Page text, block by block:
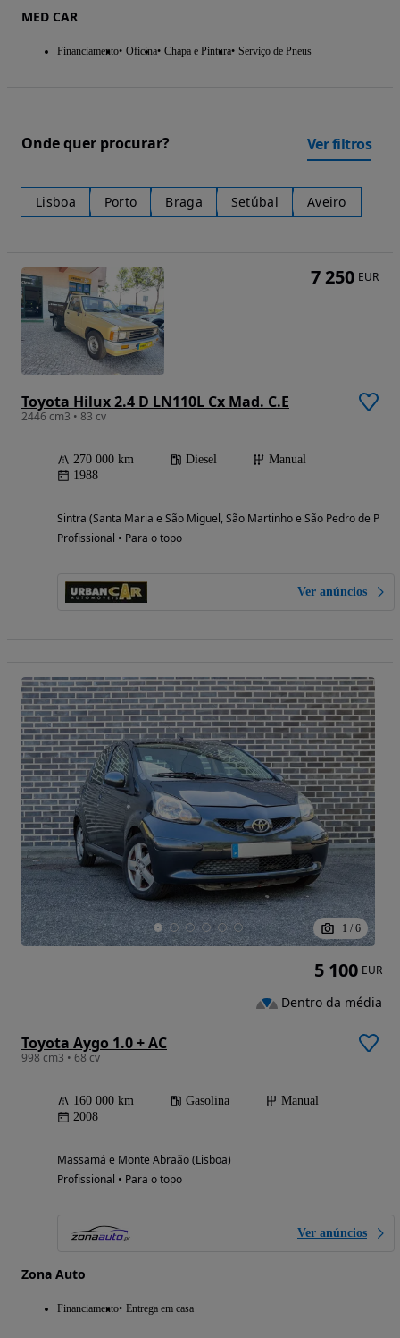
MED CAR
Financiamento Oficina Chapa e Pintura Serviço de Pneus
Onde quer procurar? Ver filtros
Lisboa Porto Braga Setúbal Aveiro
Toyota Hilux 2.4 D LN110L Cx Mad. C.E
2446 cm3 • 83 cv
270 000 km Diesel
Manual
1988
Sintra (Santa Maria e São Miguel, São Martinho e São Pedro de
Profissional • Para o topo
Ver anúncios
7 250 EUR
1 / 6
Toyota Aygo 1.0 + AC
998 cm3 • 68 cv
160 000 km Gasolina
Manual
2008
Massamá e Monte Abraão (Lisboa)
Profissional • Para o topo
Ver anúncios
Zona Auto
Financiamento Entrega em casa
5 100 EUR
Dentro da média